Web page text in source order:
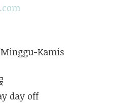
Kamis
day off